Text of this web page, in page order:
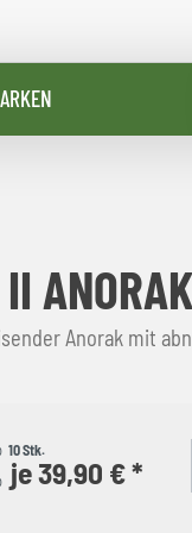
ANORAK
Anorak mit
10 Stk.
je 39,90 € *